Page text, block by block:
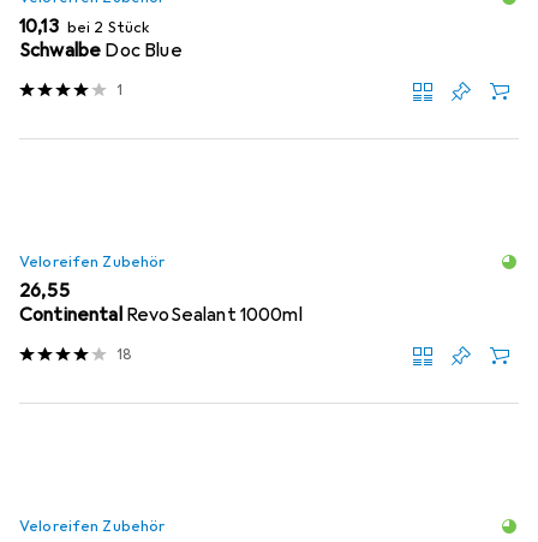
EUR
10,13 bei 2 Stück
Schwalbe Doc Blue
1
Veloreifen Zubehör
EUR
26,55
Continental RevoSealant 1000ml
18
Veloreifen Zubehör